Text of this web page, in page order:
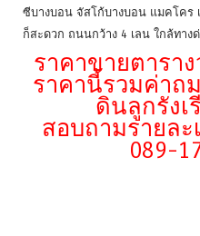
ซีบางบอน จัสโก้บางบอน แมคโคร
ก็สะดวก ถนนกว้าง 4 เลน ใกล้ทา
ราคาขายตารา
ราคานี้รวมค่าถ
ดินลูกรังเ
สอบถามรายละ
089-